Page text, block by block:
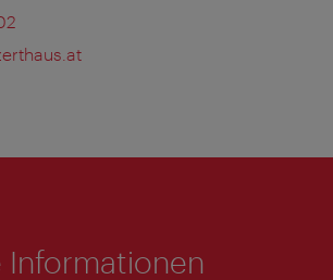
Informationen